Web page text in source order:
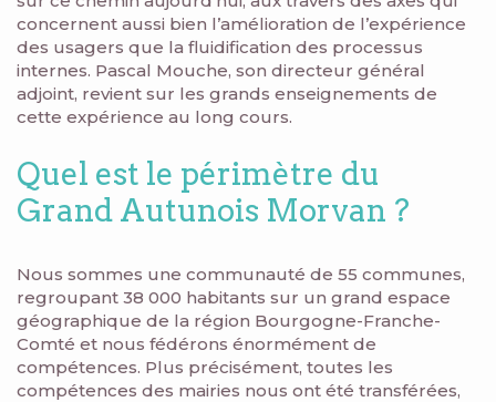
concernent aussi bien l’amélioration de l’expérience
des usagers que la fluidification des processus
internes. Pascal Mouche, son directeur général
adjoint, revient sur les grands enseignements de
cette expérience au long cours.
Quel est le périmètre du
Grand Autunois Morvan ?
Nous sommes une communauté de 55 communes,
regroupant 38 000 habitants sur un grand espace
géographique de la région Bourgogne-Franche-
Comté et nous fédérons énormément de
compétences. Plus précisément, toutes les
compétences des mairies nous ont été transférées,